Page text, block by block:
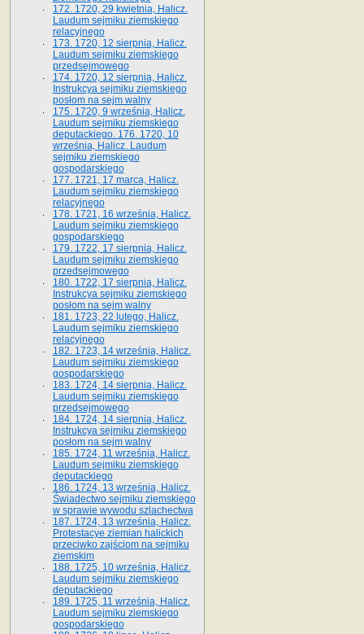
172. 1720, 29 kwietnia, Halicz.
Laudum sejmiku ziemskiego
relacyjnego
173. 1720, 12 sierpnia, Halicz.
Laudum sejmiku ziemskiego
przedsejmowego
174. 1720, 12 sierpnia, Halicz.
Instrukcya sejmiku ziemskiego
posłom na sejm walny
175. 1720, 9 września, Halicz.
Laudum sejmiku ziemskiego
deputackiego. 176. 1720, 10
września, Halicz. Laudum
sejmiku ziemskiego
gospodarskiego
177. 1721, 17 marca, Halicz.
Laudum sejmiku ziemskiego
relacyjnego
178. 1721, 16 września, Halicz.
Laudum sejmiku ziemskiego
gospodarskiego
179. 1722, 17 sierpnia, Halicz.
Laudum sejmiku ziemskiego
przedsejmowego
180. 1722, 17 sierpnia, Halicz.
Instrukcya sejmiku ziemskiego
posłom na sejm walny
181. 1723, 22 lutego, Halicz.
Laudum sejmiku ziemskiego
relacyjnego
182. 1723, 14 września, Halicz.
Laudum sejmiku ziemskiego
gospodarskiego
183. 1724, 14 sierpnia, Halicz.
Laudum sejmiku ziemskiego
przedsejmowego
184. 1724, 14 sierpnia, Halicz.
Instrukcya sejmiku ziemskiego
posłom na sejm walny
185. 1724, 11 września, Halicz.
Laudum sejmiku ziemskiego
deputackiego
186. 1724, 13 września, Halicz.
Świadectwo sejmiku ziemskiego
w sprawie wywodu szlachectwa
187. 1724, 13 września, Halicz.
Protestacye ziemian halickich
przeciwko zajściom na sejmiku
ziemskim
188. 1725, 10 września, Halicz.
Laudum sejmiku ziemskiego
deputackiego
189. 1725, 11 września, Halicz.
Laudum sejmiku ziemskiego
gospodarskiego